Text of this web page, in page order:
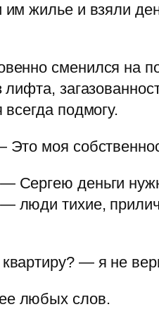
жилье и взяли
сменился на
лифта,
подмогу.
моя
деньги
люди тихие,
— я не
любых слов.